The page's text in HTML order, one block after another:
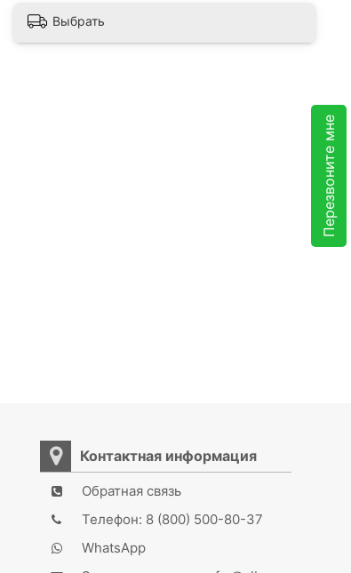
Перезвоните мне
Выбрать
Контактная информация
Обратная связь
Телефон: 8 (800) 500-80-37
WhatsApp